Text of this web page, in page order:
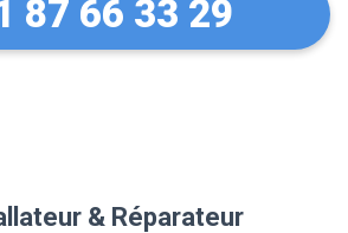
87 66 33 29
& Réparateur